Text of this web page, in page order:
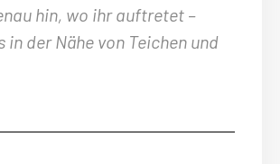
hin, wo ihr auftretet –
in der Nähe von Teichen und